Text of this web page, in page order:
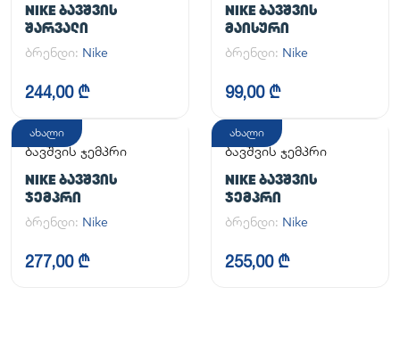
NIKE ᲑᲐᲕᲨᲕᲘᲡ
ᲨᲐᲠᲕᲐᲚᲘ
ბრენდი: Nike
244,00 ₾
NIKE ᲑᲐᲕᲨᲕᲘᲡ
ᲛᲐᲘᲡᲣᲠᲘ
ბრენდი: Nike
99,00 ₾
ახალი
ბავშვის ჯემპრი
NIKE ᲑᲐᲕᲨᲕᲘᲡ
ᲯᲔᲛᲞᲠᲘ
ბრენდი: Nike
277,00 ₾
ახალი
ბავშვის ჯემპრი
NIKE ᲑᲐᲕᲨᲕᲘᲡ
ᲯᲔᲛᲞᲠᲘ
ბრენდი: Nike
255,00 ₾